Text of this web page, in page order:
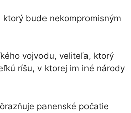
bude nekompromisným
vojvodu, veliteľa, ktorý
ríšu, v ktorej im iné národy
panenské počatie